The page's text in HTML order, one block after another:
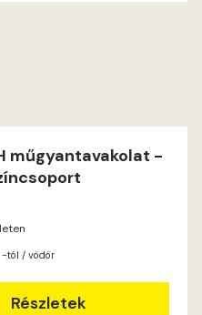
műgyantavakolat -
-tól / vödör
Részletek